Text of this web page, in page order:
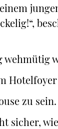
wehmütig
zu sein.
sicher,